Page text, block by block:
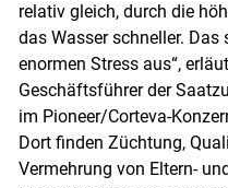
relativ gleich, durch die
das Wasser schneller. Das
enormen Stress aus“,
Geschäftsführer der
im Pioneer/Corteva-
Dort finden Züchtung,
Vermehrung von Eltern-